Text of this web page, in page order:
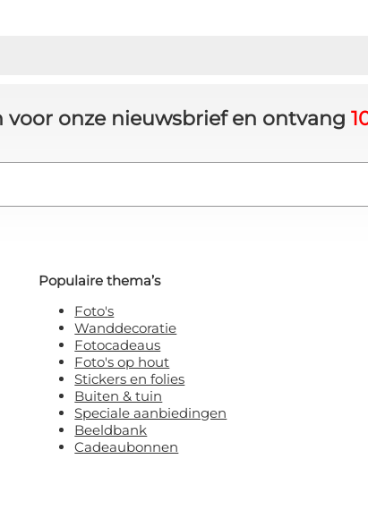
voor onze nieuwsbrief en ontvang
Populaire thema’s
Foto's
Wanddecoratie
Fotocadeaus
Foto's op hout
Stickers en folies
Buiten & tuin
Speciale aanbiedingen
Beeldbank
Cadeaubonnen